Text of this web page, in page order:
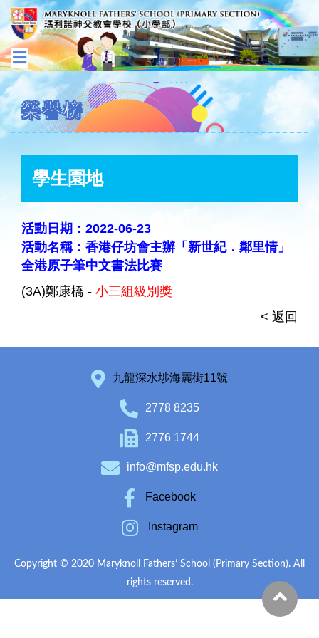
榮譽榜
學生園地
活動日期：2022-06-23
活動名稱：香港仔坊會主辦「新世紀．鄰里情」
全港原子筆中文書法比賽
(3A)鄭康橋 - 小三組級別獎
< 返回
九龍深水埗海麗街11號
2778 8235
2776 1744
info@mfsp.edu.hk
Facebook
Instagram
Copyright © 2020 Maryknoll Fathers’ School (Primary Section). All
rights reserved.